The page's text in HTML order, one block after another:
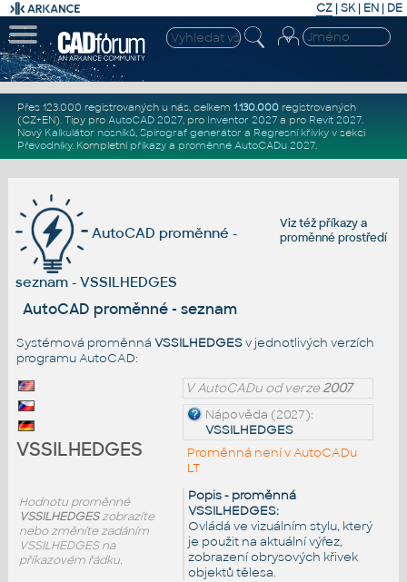
CZ | SK| EN | DE
Přes 123.000 registrovaných u nás, celkem 1.130.000registrovaných
(CZ+EN). Tipy pro AutoCAD 2027, pro Inventor 2027a pro Revit 2027.
Nový Kalkulátor nosníků, Spirograf generátor a Regresní křivkyv sekci
Převodníky. Kompletní příkazya proměnné AutoCADu 2027.
Viz téžpříkazya
proměnné prostředí
AutoCAD proměnné -
seznam - VSSILHEDGES
AutoCAD proměnné - seznam
Systémová proměnná VSSILHEDGESv jednotlivých verzích
programu AutoCAD:
V AutoCADu od verze2007
Nápověda (2027):
VSSILHEDGES
Proměnná není v AutoCADu
LT
Popis - proměnná
VSSILHEDGES:
Ovládá ve vizuálním stylu, který
je použit na aktuální výřez,
zobrazení obrysových křivek
objektů tělesa.
VSSILHEDGES
Hodnotu proměnné
VSSILHEDGESzobrazíte
nebo změníte zadáním
VSSILHEDGES na
příkazovém řádku.